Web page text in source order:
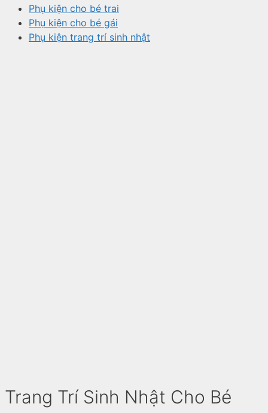
Phụ kiện cho bé trai
Phụ kiện cho bé gái
Phụ kiện trang trí sinh nhật
Trang Trí Sinh Nhật Cho Bé